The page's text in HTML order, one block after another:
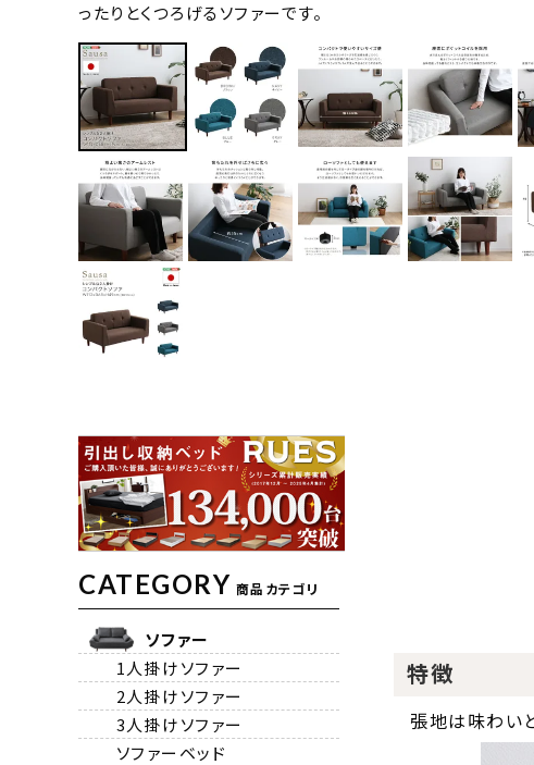
ったりとくつろげるソファーです。
CATEGORY 商品カテゴリ
ソファー
1人掛けソファー
2人掛けソファー
3人掛けソファー
ソファーベッド
特徴
張地は味わい